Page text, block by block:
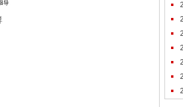
职
通
通
录
用
月
月